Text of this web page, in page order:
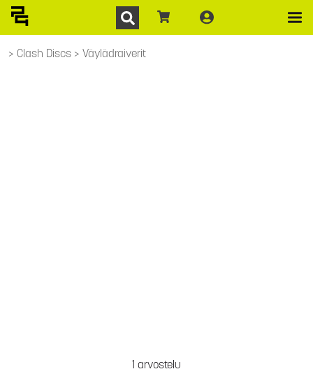
Clash Discs Väylädraiverit
1 arvostelu